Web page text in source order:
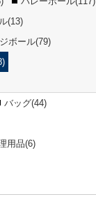
(13)
ボール(79)
バッグ(44)
用品(6)